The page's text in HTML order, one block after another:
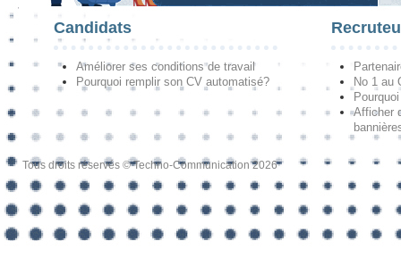
Candidats
Améliorer ses conditions de travail
Pourquoi remplir son CV automatisé?
No 1 au
Afficher
Tous droits réservés © Techno-Communication 2026